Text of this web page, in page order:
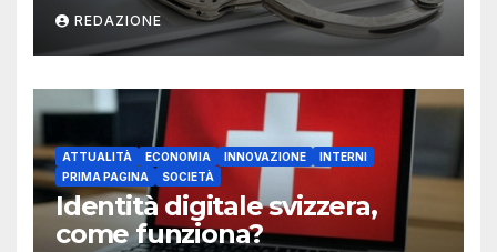
REDAZIONE
ATTUALITÀ ECONOMIA INNOVAZIONE
INTERNI
PRIMA PAGINA
SOCIETÀ
Identità digitale svizzera,
come funziona?